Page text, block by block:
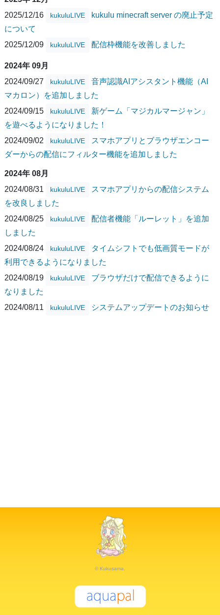
2025/12/16
kukuluLIVE
kukulu minecraft server の廃止予定
について
2025/12/09
kukuluLIVE 配信枠機能を改善しました
2024年 09月
2024/09/27
kukuluLIVE
音声認識AIアシスタント機能（AI
マカロン）を追加しました
2024/09/15
kukuluLIVE
新ゲーム「マジカルマージャン」
を遊べるようになりました！
2024/09/02
kukuluLIVE
スマホアプリとブラウザエンコー
ダーからの配信にフィルター機能を追加しました
2024年 08月
2024/08/31
kukuluLIVE
スマホアプリからの配信システム
を改良しました
2024/08/25
kukuluLIVE
配信者機能「ルーレット」を追加
しました
2024/08/24
kukuluLIVE
タイムシフトでも低画質モードが
利用できるようになりました
2024/08/19
kukuluLIVE
ブラウザだけで配信できるように
なりました
2024/08/11
kukuluLIVE システムアップデートのお知らせ
© Kukusama.